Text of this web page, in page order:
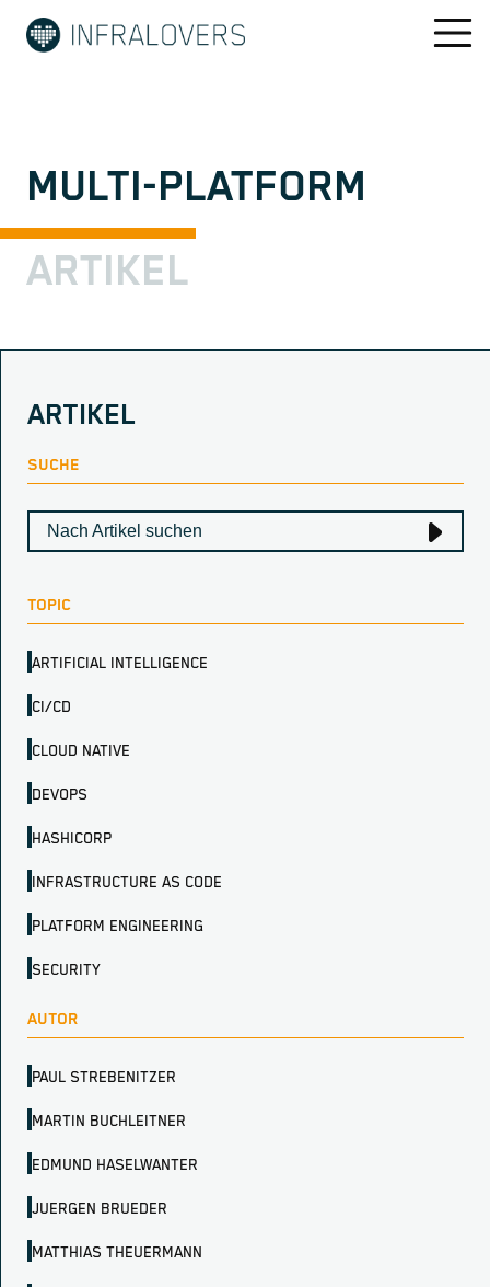
MULTI-PLATFORM
ARTIKEL
ARTIKEL
SUCHE
TOPIC
ARTIFICIAL INTELLIGENCE
CI/CD
CLOUD NATIVE
DEVOPS
HASHICORP
INFRASTRUCTURE AS CODE
PLATFORM ENGINEERING
SECURITY
AUTOR
PAUL STREBENITZER
MARTIN BUCHLEITNER
EDMUND HASELWANTER
JUERGEN BRUEDER
MATTHIAS THEUERMANN